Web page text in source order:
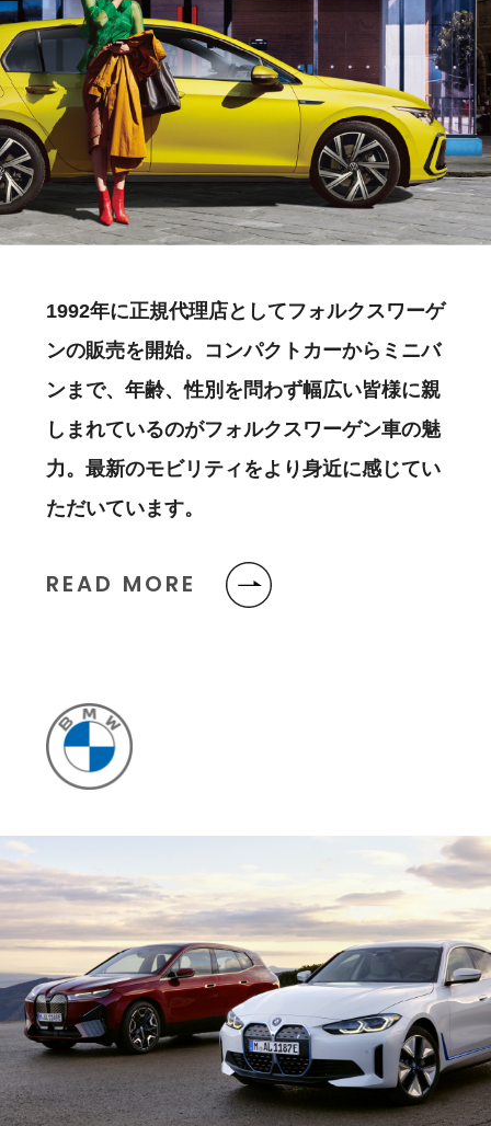
1992年に正規代理店としてフォルクスワーゲ
ンの販売を開始。コンパクトカーからミニバ
ンまで、年齢、性別を問わず幅広い皆様に親
しまれているのがフォルクスワーゲン車の魅
力。最新のモビリティをより身近に感じてい
ただいています。
READ MORE